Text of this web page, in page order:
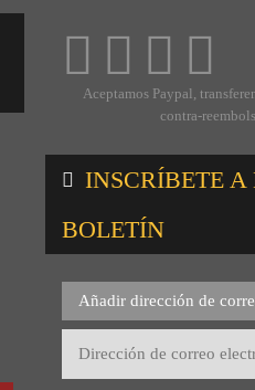
Aceptamos Paypal,
contra-
INSCRÍBETE A
BOLETÍN
Añadir dirección de